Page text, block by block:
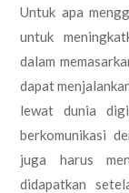
Untuk apa
untuk
dalam
dapat
lewat dunia
berkomunikasi
juga harus
didapatkan